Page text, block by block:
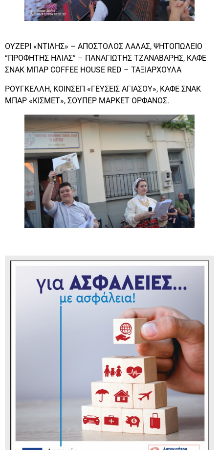
ΟΥΖΕΡΙ «ΝΤΙΛΗΣ» – ΑΠΟΣΤΟΛΟΣ ΛΑΛΑΣ, ΨΗΤΟΠΩΛΕΙΟ
“ΠΡΟΦΗΤΗΣ ΗΛΙΑΣ” – ΠΑΝΑΓΙΩΤΗΣ ΤΖΑΝΑΒΑΡΗΣ, ΚΑΦΕ
ΣΝΑΚ ΜΠΑΡ COFFEE HOUSE RED – ΤΑΞΙΑΡΧΟΥΛΑ
ΡΟΥΓΚΕΛΛΗ, ΚΟΙΝΣΕΠ «ΓΕΥΣΕΙΣ ΑΓΙΑΣΟΥ», ΚΑΦΕ ΣΝΑΚ
ΜΠΑΡ «ΚΙΣΜΕΤ», ΣΟΥΠΕΡ ΜΑΡΚΕΤ ΟΡΦΑΝΟΣ.